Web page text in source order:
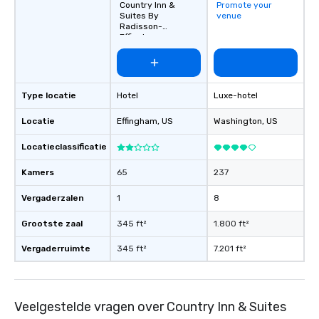
Type locatie
Locatie
Locatieclassificatie
Kamers
Vergaderzalen
Grootste zaal
Vergaderruimte
Country Inn &
Suites By
Radisson-
Effingham
Hotel
Effingham, US
65
1
345 ft²
345 ft²
Promote your
venue
Luxe-hotel
Washington, US
237
8
1.800 ft²
7.201 ft²
Veelgestelde vragen over Country Inn & Suites